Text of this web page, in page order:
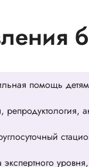
помощь
репродуктология,
экспертного